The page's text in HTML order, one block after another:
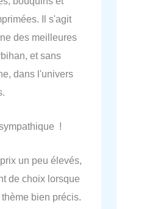
Il s'agit
des meilleures
et sans
dans l'univers
!
un peu élevés,
de choix lorsque
bien précis.